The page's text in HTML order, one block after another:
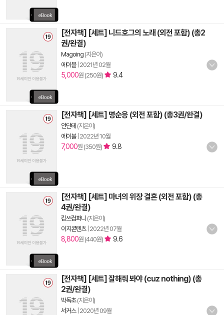
[전자책] [세트] 니드호그의 노래 (외전 포함) (총2
권/완결)
Magoing (지은이)
에이블| 2021년 02월
5,000원 (250원) 9.4
[전자책] [세트] 명순응 (외전 포함) (총3권/완결)
안단테 (지은이)
에이블| 2022년 10월
7,000원 (350원) 9.8
[전자책] [세트] 마녀의 위장 결혼 (외전 포함) (총
4권/완결)
킴쓰컴퍼니 (지은이)
이지콘텐츠| 2022년 07월
8,800원 (440원) 9.6
[전자책] [세트] 잘해줘 봐야 (cuz nothing) (총
2권/완결)
박독초(지은이)
서커스| 2020년 09월